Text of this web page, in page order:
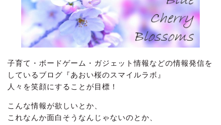
子育て・ボードゲーム・ガジェット情報などの情報発信を
しているブログ『あおい桜のスマイルラボ』
人々を笑顔にすることが目標！
こんな情報が欲しいとか、
これなんか面白そうなんじゃないのとか、